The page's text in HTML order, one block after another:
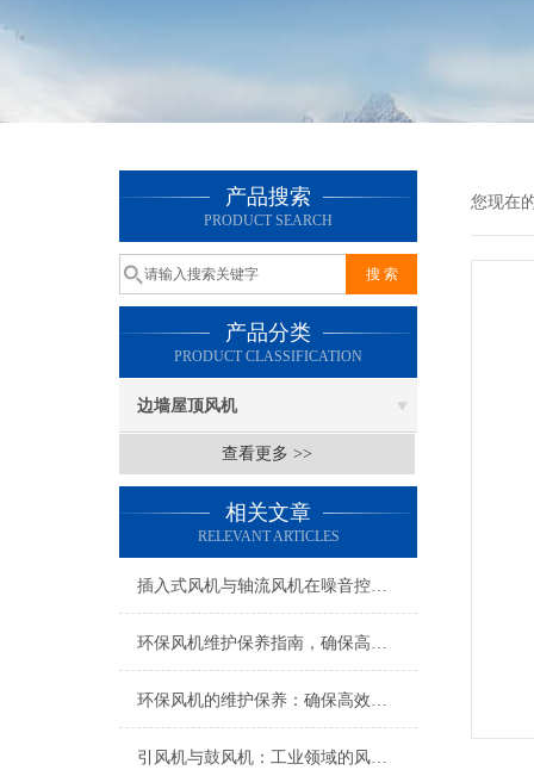
产品搜索
PRODUCT SEARCH
产品分类
PRODUCT CLASSIFICATION
边墙屋顶风机
查看更多 >>
相关文章
RELEVANT ARTICLES
插入式风机与轴流风机在噪音控制上有何差异？
环保风机维护保养指南，确保高效稳定运行
环保风机的维护保养：确保高效运行的关键
引风机与鼓风机：工业领域的风动双子星
您现在